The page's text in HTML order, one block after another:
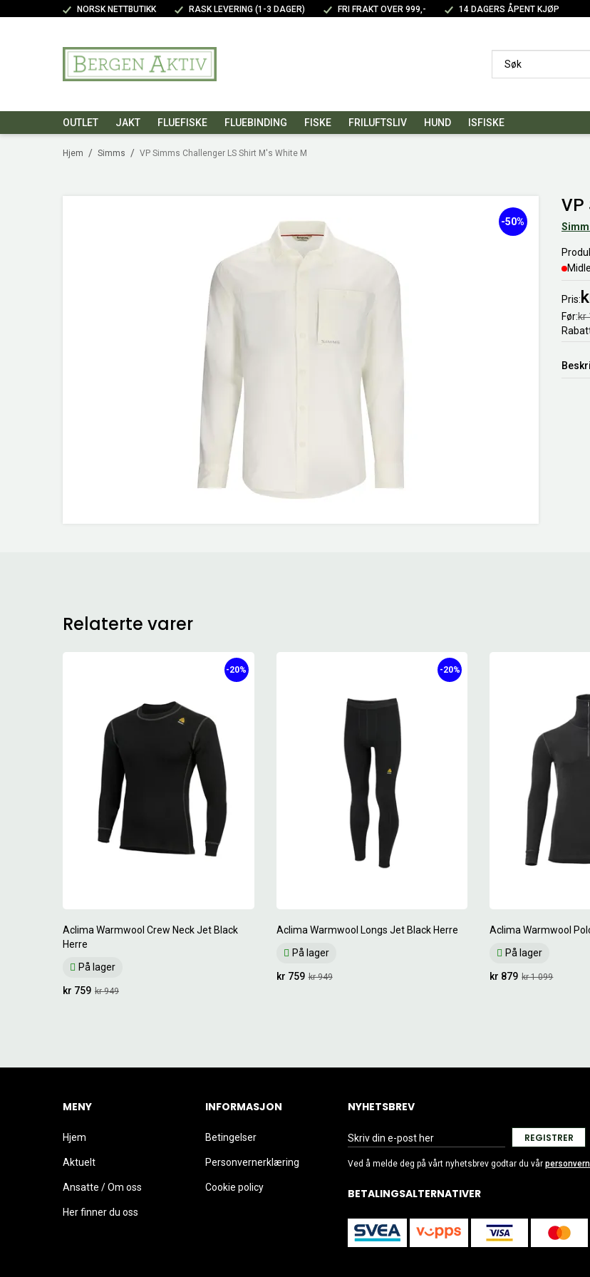
NORSK NETTBUTIKK RASK LEVERING (1-3 DAGER) FRI FRAKT OVER 999,- 14 DAGERS ÅPENT KJØP
OUTLET JAKT FLUEFISKE FLUEBINDING FISKE FRILUFTSLIV HUND ISFISKE
/
Hjem /
Simms VP Simms Challenger LS Shirt M's White M
-50%
VP
Pris
Førkr
Relaterte varer
Aclima Warmwool Crew Neck Jet Black
Herre
På lager
-20%
kr 949
kr 759
Aclima Warmwool Longs Jet Black Herre
På lager
-20%
kr 949
kr 759
Aclima Warmwool
På lager
kr 1 099
kr 879
MENY
Hjem
Aktuelt
Ansatte / Om oss
Her finner du oss
INFORMASJON
Betingelser
Personvernerklæring
Cookie policy
NYHETSBREV
REGISTRER
Ved å melde deg på vårt nyhetsbrev godtar du vår
BETALINGSALTERNATIVER